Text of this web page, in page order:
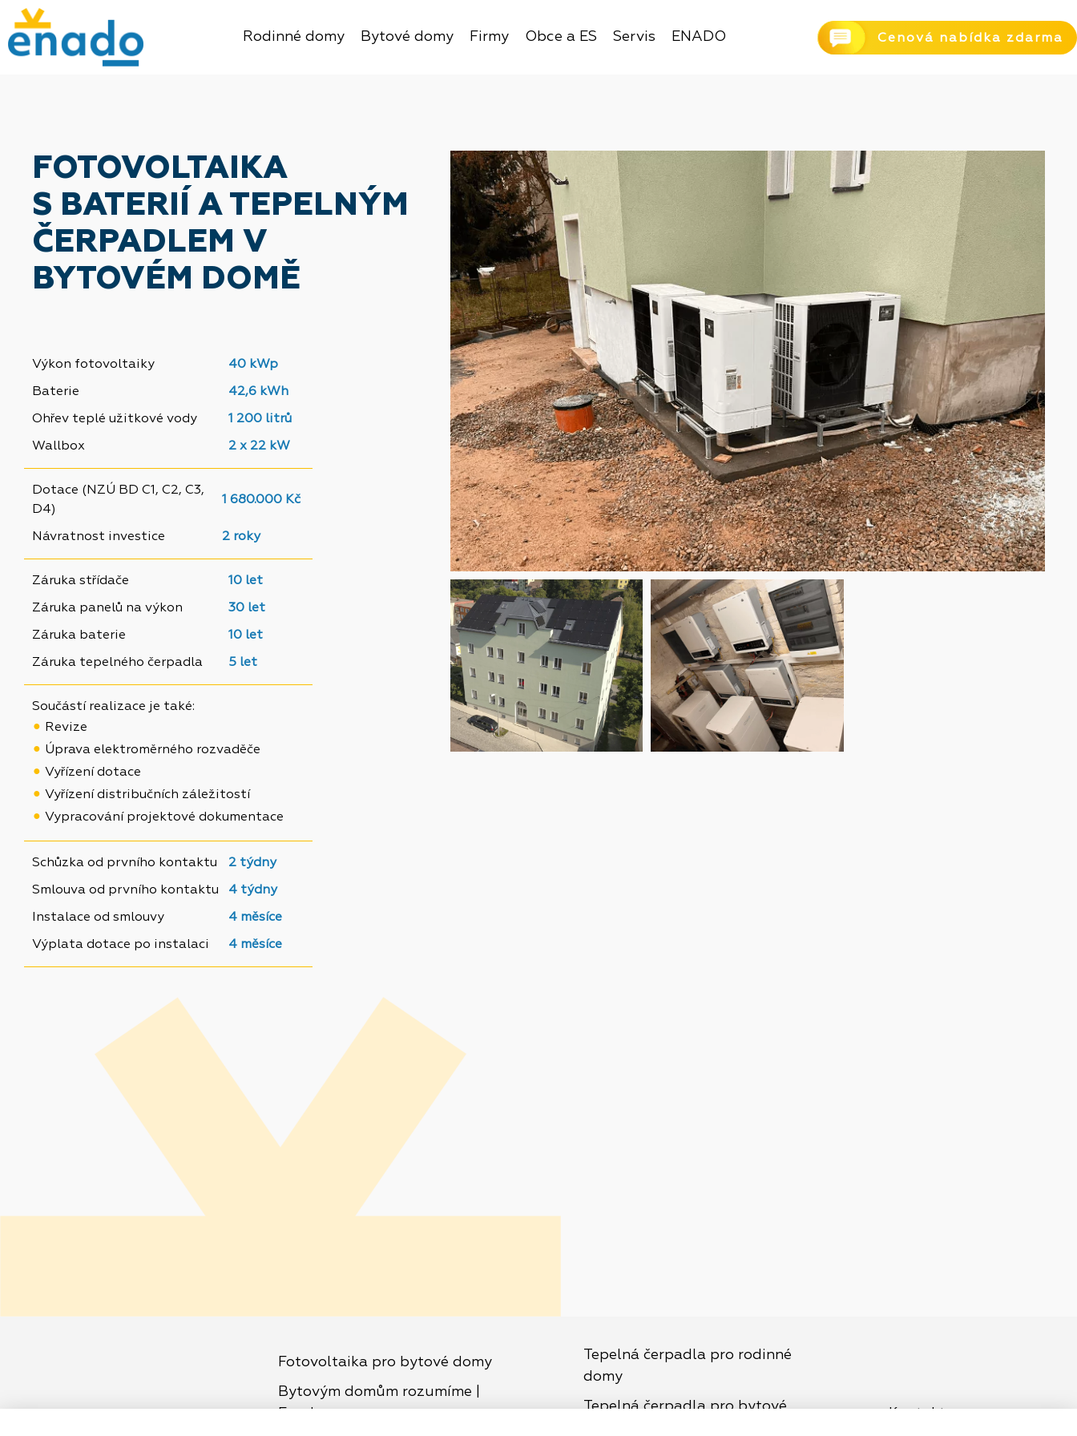
Rodinné domy Bytové domy Firmy Obce a ES Servis ENADO Cenová nabídka zdarma
FOTOVOLTAIKA
S BATERIÍ A TEPELNÝM
ČERPADLEM V
BYTOVÉM DOMĚ
Výkon fotovoltaiky 40 kWp
Baterie 42,6 kWh
Ohřev teplé užitkové vody 1 200 litrů
Wallbox 2 x 22 kW
Dotace (NZÚ BD C1, C2, C3,
D4)
1 680.000 Kč
Návratnost investice 2 roky
Záruka střídače 10 let
Záruka panelů na výkon 30 let
Záruka baterie 10 let
Záruka tepelného čerpadla 5 let
Součástí realizace je také:
Revize
Úprava elektroměrného rozvaděče
Vyřízení dotace
Vyřízení distribučních záležitostí
Vypracování projektové dokumentace
Schůzka od prvního kontaktu 2 týdny
Smlouva od prvního kontaktu 4 týdny
Instalace od smlouvy 4 měsíce
Výplata dotace po instalaci 4 měsíce
Fotovoltaika pro bytové domy
Bytovým domům rozumíme |
Enado
Tepelná čerpadla pro rodinné
domy
Tepelná čerpadla pro bytové
Kontakt